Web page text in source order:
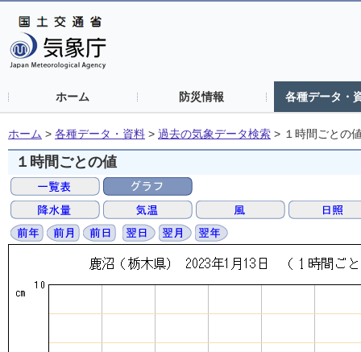
ホーム 防災情報 各種データ・
ホーム > 各種データ・資料 > 過去の気象データ検索 > １時間ごとの
１時間ごとの値